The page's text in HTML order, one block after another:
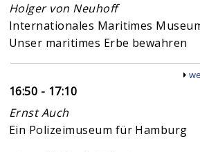
Holger von Neuhoff
Internationales Maritimes
Unser maritimes Erbe bewahren
16:50 - 17:10
Ernst Auch
Ein Polizeimuseum für Hamburg